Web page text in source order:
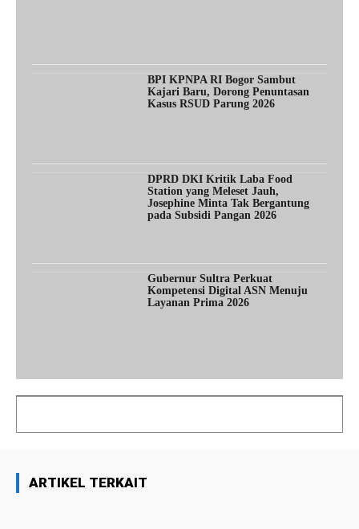
BPI KPNPA RI Bogor Sambut
Kajari Baru, Dorong Penuntasan
Kasus RSUD Parung 2026
DPRD DKI Kritik Laba Food
Station yang Meleset Jauh,
Josephine Minta Tak Bergantung
pada Subsidi Pangan 2026
Gubernur Sultra Perkuat
Kompetensi Digital ASN Menuju
Layanan Prima 2026
ARTIKEL TERKAIT